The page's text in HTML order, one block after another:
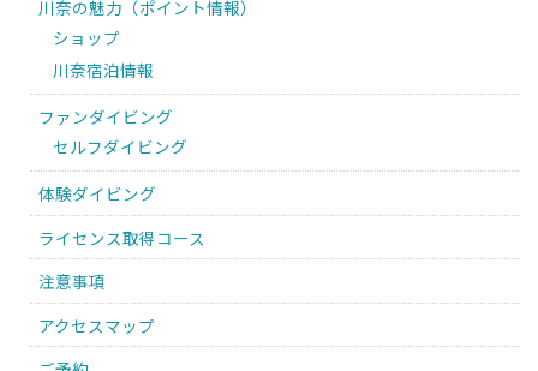
川奈の魅力（ポイント情報）
ショップ
川奈宿泊情報
ファンダイビング
セルフダイビング
体験ダイビング
ライセンス取得コース
注意事項
アクセスマップ